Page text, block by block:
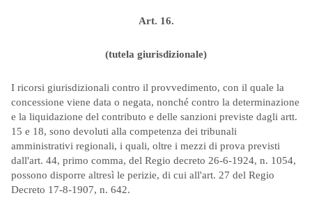
Art. 16.
(tutela giurisdizionale)
I ricorsi giurisdizionali contro il provvedimento, con il quale la
concessione viene data o negata, nonché contro la determinazione
e la liquidazione del contributo e delle sanzioni previste dagli artt.
15 e 18, sono devoluti alla competenza dei tribunali
amministrativi regionali, i quali, oltre i mezzi di prova previsti
dall'art. 44, primo comma, del Regio decreto 26-6-1924, n. 1054,
possono disporre altresì le perizie, di cui all'art. 27 del Regio
Decreto 17-8-1907, n. 642.